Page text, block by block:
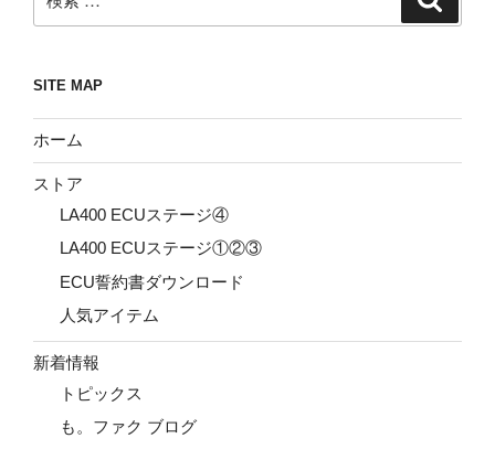
索:
SITE MAP
ホーム
ストア
LA400 ECUステージ④
LA400 ECUステージ①②③
ECU誓約書ダウンロード
人気アイテム
新着情報
トピックス
も。ファク ブログ